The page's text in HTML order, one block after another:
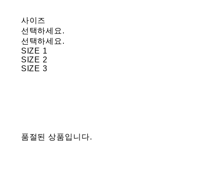
사이즈
선택하세요.
선택하세요.
SIZE 1
SIZE 2
SIZE 3
품절된 상품입니다.